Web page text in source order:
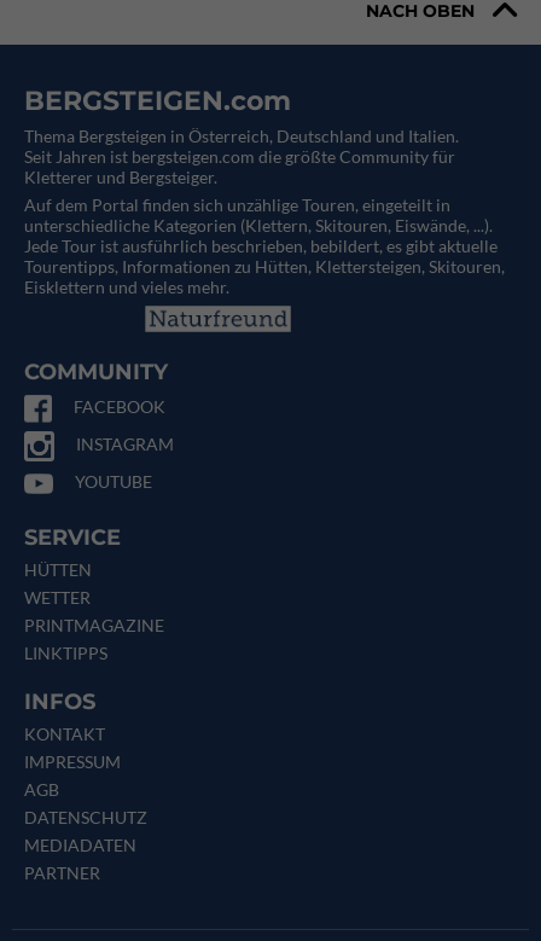
NACH OBEN
BERGSTEIGEN.com
Thema Bergsteigen in Österreich, Deutschland und Italien.
Seit Jahren ist bergsteigen.com die größte Community für
Kletterer und Bergsteiger.
Auf dem Portal finden sich unzählige Touren, eingeteilt in
unterschiedliche Kategorien (Klettern, Skitouren, Eiswände, ...).
Jede Tour ist ausführlich beschrieben, bebildert, es gibt aktuelle
Tourentipps, Informationen zu Hütten, Klettersteigen, Skitouren,
Eisklettern und vieles mehr.
COMMUNITY
FACEBOOK
INSTAGRAM
YOUTUBE
SERVICE
HÜTTEN
WETTER
PRINTMAGAZINE
LINKTIPPS
INFOS
KONTAKT
IMPRESSUM
AGB
DATENSCHUTZ
MEDIADATEN
PARTNER